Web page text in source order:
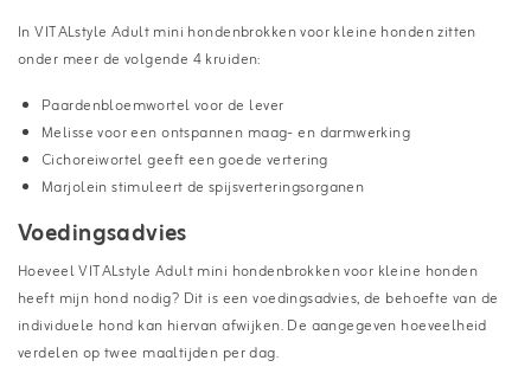
In VITALstyle Adult mini hondenbrokken voor kleine honden zitten
onder meer de volgende 4 kruiden:
Paardenbloemwortel voor de lever
Melisse voor een ontspannen maag- en darmwerking
Cichoreiwortel geeft een goede vertering
Marjolein stimuleert de spijsverteringsorganen
Voedingsadvies
Hoeveel VITALstyle Adult mini hondenbrokken voor kleine honden
heeft mijn hond nodig? Dit is een voedingsadvies, de behoefte van de
individuele hond kan hiervan afwijken. De aangegeven hoeveelheid
verdelen op twee maaltijden per dag.